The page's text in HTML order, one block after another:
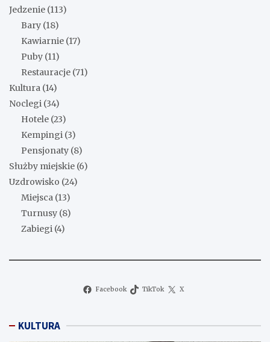
Jedzenie (113)
Bary (18)
Kawiarnie (17)
Puby (11)
Restauracje (71)
Kultura (14)
Noclegi (34)
Hotele (23)
Kempingi (3)
Pensjonaty (8)
Służby miejskie (6)
Uzdrowisko (24)
Miejsca (13)
Turnusy (8)
Zabiegi (4)
Facebook TikTok X
KULTURA